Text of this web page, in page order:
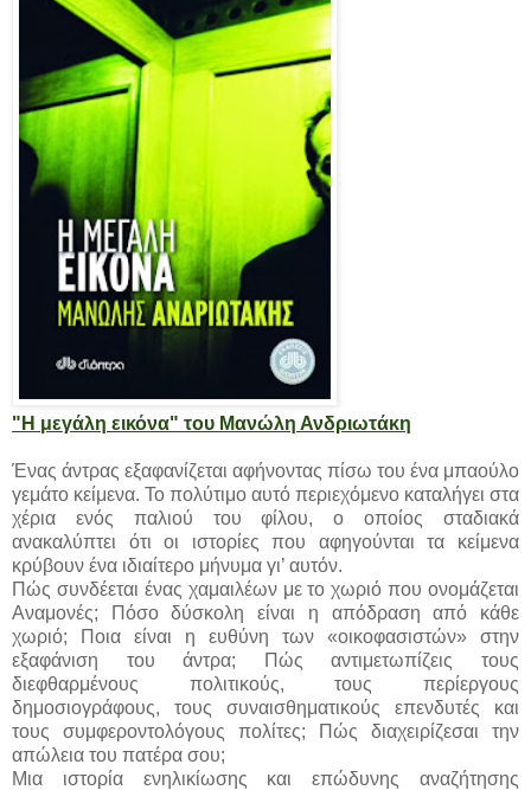
"Η μεγάλη εικόνα" του Μανώλη Ανδριωτάκη
Ένας άντρας εξαφανίζεται αφήνοντας πίσω του ένα μπαούλο
γεμάτο κείμενα. Το πολύτιμο αυτό περιεχόμενο καταλήγει στα
χέρια ενός παλιού του φίλου, ο οποίος σταδιακά
ανακαλύπτει ότι οι ιστορίες που αφηγούνται τα κείμενα
κρύβουν ένα ιδιαίτερο μήνυμα γι’ αυτόν.
Πώς συνδέεται ένας χαμαιλέων με το χωριό που ονομάζεται
Αναμονές; Πόσο δύσκολη είναι η απόδραση από κάθε
χωριό; Ποια είναι η ευθύνη των «οικοφασιστών» στην
εξαφάνιση του άντρα; Πώς αντιμετωπίζεις τους
διεφθαρμένους πολιτικούς, τους περίεργους
δημοσιογράφους, τους συναισθηματικούς επενδυτές και
τους συμφεροντολόγους πολίτες; Πώς διαχειρίζεσαι την
απώλεια του πατέρα σου;
Μια ιστορία ενηλικίωσης και επώδυνης αναζήτησης